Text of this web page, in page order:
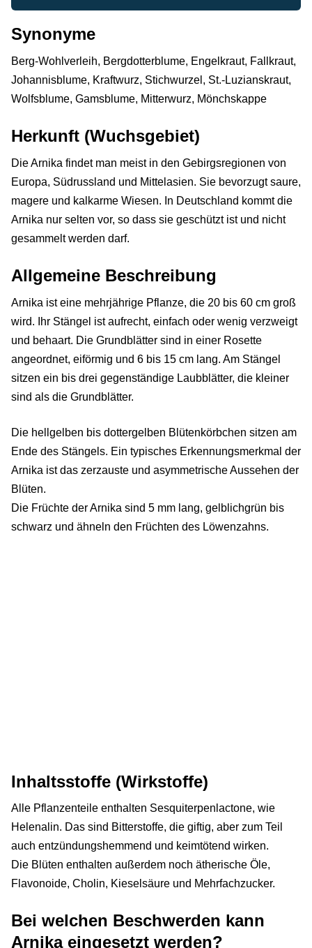
Synonyme
Berg-Wohlverleih, Bergdotterblume, Engelkraut, Fallkraut,
Johannisblume, Kraftwurz, Stichwurzel, St.-Luzianskraut,
Wolfsblume, Gamsblume, Mitterwurz, Mönchskappe
Herkunft (Wuchsgebiet)
Die Arnika findet man meist in den Gebirgsregionen von
Europa, Südrussland und Mittelasien. Sie bevorzugt saure,
magere und kalkarme Wiesen. In Deutschland kommt die
Arnika nur selten vor, so dass sie geschützt ist und nicht
gesammelt werden darf.
Allgemeine Beschreibung
Arnika ist eine mehrjährige Pflanze, die 20 bis 60 cm groß
wird. Ihr Stängel ist aufrecht, einfach oder wenig verzweigt
und behaart. Die Grundblätter sind in einer Rosette
angeordnet, eiförmig und 6 bis 15 cm lang. Am Stängel
sitzen ein bis drei gegenständige Laubblätter, die kleiner
sind als die Grundblätter.
Die hellgelben bis dottergelben Blütenkörbchen sitzen am
Ende des Stängels. Ein typisches Erkennungsmerkmal der
Arnika ist das zerzauste und asymmetrische Aussehen der
Blüten.
Die Früchte der Arnika sind 5 mm lang, gelblichgrün bis
schwarz und ähneln den Früchten des Löwenzahns.
Inhaltsstoffe (Wirkstoffe)
Alle Pflanzenteile enthalten Sesquiterpenlactone, wie
Helenalin. Das sind Bitterstoffe, die giftig, aber zum Teil
auch entzündungshemmend und keimtötend wirken.
Die Blüten enthalten außerdem noch ätherische Öle,
Flavonoide, Cholin, Kieselsäure und Mehrfachzucker.
Bei welchen Beschwerden kann
Arnika eingesetzt werden?